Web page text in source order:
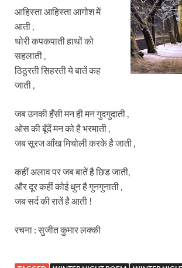
आहिस्ता आहिस्ता आगोश में
आती ,
थोरी कपकपाती हाथों को
सहलाती ,
ठिठुरती सिहरती ये बातें कह
जाती ,
जब उनकी हँसी मन ही मन गुदगुदाती ,
ओस की बूँदें मन को है भरमाती ,
जब सूरज आँख मिचोली करके है जाती ,
कहीं अलाव पर जब बातें है छिड जाती,
और दूर कहीं कोई धुन है गुनगुनाती ,
जब सर्द की रातें है आती !
रचना : सुजीत कुमार लक्की